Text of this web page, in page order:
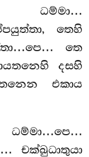
ධම්මා…
තෙහි
තෙ
දසහි
එකාය
ධම්මා…පෙ…
චක්ඛුධාතුයා